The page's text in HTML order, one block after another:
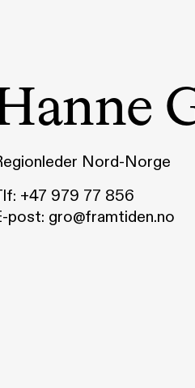
Nord-Norge
+47 979 77 856
post: gro@framtiden.no